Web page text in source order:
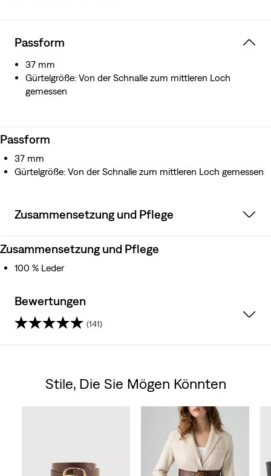
Passform
37 mm
Gürtelgröße: Von der Schnalle zum mittleren Loch
gemessen
Passform
37 mm
Gürtelgröße: Von der Schnalle zum mittleren Loch gemessen
Zusammensetzung und Pflege
Zusammensetzung und Pflege
100 % Leder
Bewertungen
(141)
Stile, Die Sie Mögen Könnten